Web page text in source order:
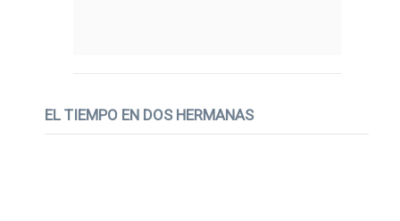
EL TIEMPO EN DOS HERMANAS